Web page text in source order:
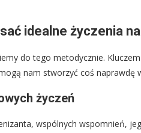
idealne życzenia
do tego metodycznie.
nam stworzyć coś naprawdę
życzeń
wspólnych wspomnień,